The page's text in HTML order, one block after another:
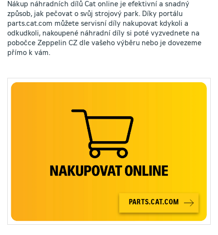
Nákup náhradních dílů Cat online je efektivní a snadný
způsob, jak pečovat o svůj strojový park. Díky portálu
parts.cat.com můžete servisní díly nakupovat kdykoli a
odkudkoli, nakoupené náhradní díly si poté vyzvednete na
pobočce Zeppelin CZ dle vašeho výběru nebo je dovezeme
přímo k vám.
PARTS.CAT.COM